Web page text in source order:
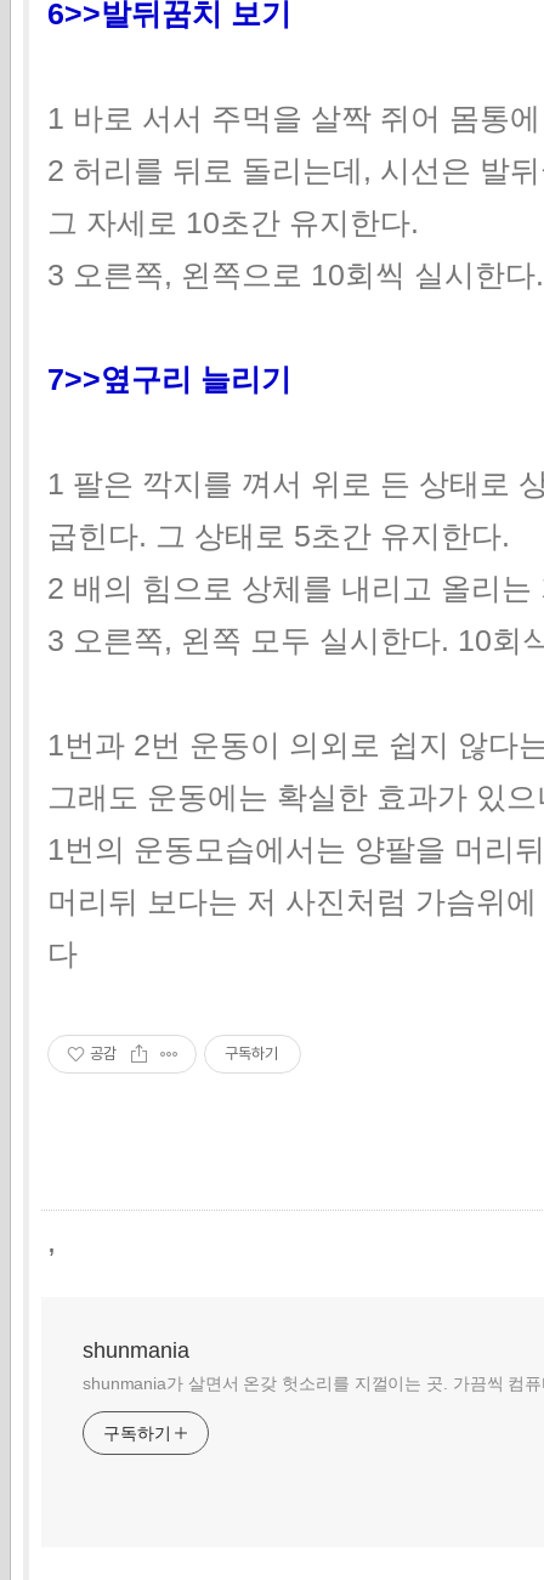
6>>발뒤꿈치 보기
1 바로 서서 주먹을 살짝 쥐어 몸통
2 허리를 뒤로 돌리는데, 시선은 발
그 자세로 10초간 유지한다.
3 오른쪽, 왼쪽으로 10회씩 실시한다.
7>>옆구리 늘리기
1 팔은 깍지를 껴서 위로 든 상태로
굽힌다. 그 상태로 5초간 유지한다.
2 배의 힘으로 상체를 내리고 올리는
3 오른쪽, 왼쪽 모두 실시한다. 10회
1번과 2번 운동이 의외로 쉽지 않다
그래도 운동에는 확실한 효과가 있
1번의 운동모습에서는 양팔을 머리
머리뒤 보다는 저 사진처럼 가슴위
다
공감 구독하기
,
shunmania
shunmania가 살면서 온갖 헛소리를 지껄이는 곳. 가끔씩 컴
구독하기